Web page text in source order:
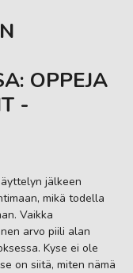
OPPEJA
-
jälkeen
mikä todella
Vaikka
arvo piili alan
Kyse ei ole
on siitä, miten nämä